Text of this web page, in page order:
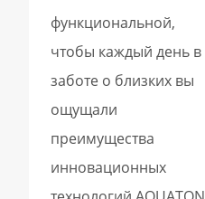
функциональной,
чтобы каждый день в
заботе о близких вы
ощущали
преимущества
инновационных